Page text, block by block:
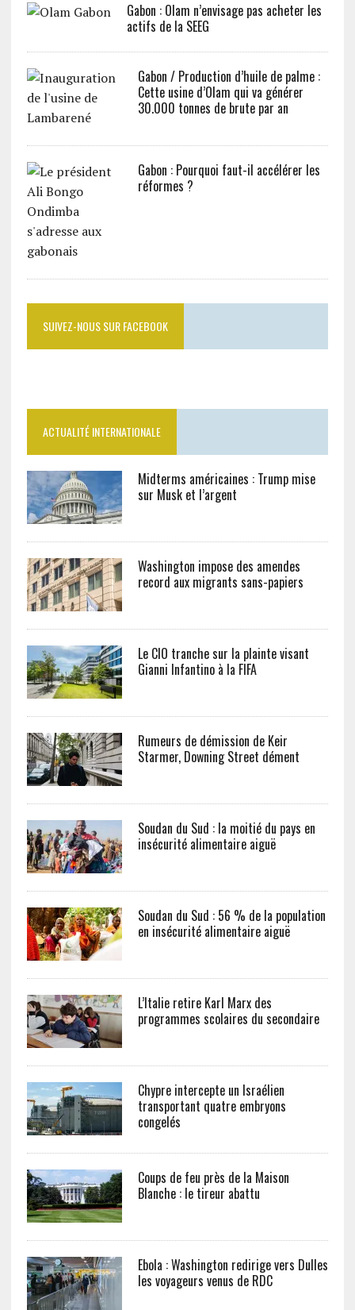
Gabon : Olam n’envisage pas acheter les
actifs de la SEEG
Gabon / Production d’huile de palme :
Cette usine d’Olam qui va générer
30.000 tonnes de brute par an
Gabon : Pourquoi faut-il accélérer les
réformes ?
SUIVEZ-NOUS SUR FACEBOOK
ACTUALITÉ INTERNATIONALE
Midterms américaines : Trump mise
sur Musk et l’argent
Washington impose des amendes
record aux migrants sans-papiers
Le CIO tranche sur la plainte visant
Gianni Infantino à la FIFA
Rumeurs de démission de Keir
Starmer, Downing Street dément
Soudan du Sud : la moitié du pays en
insécurité alimentaire aiguë
Soudan du Sud : 56 % de la population
en insécurité alimentaire aiguë
L’Italie retire Karl Marx des
programmes scolaires du secondaire
Chypre intercepte un Israélien
transportant quatre embryons
congelés
Coups de feu près de la Maison
Blanche : le tireur abattu
Ebola : Washington redirige vers Dulles
les voyageurs venus de RDC